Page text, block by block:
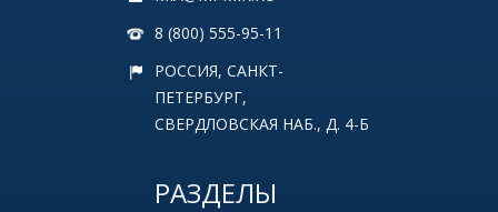
8 (800) 555-95-11
РОССИЯ, САНКТ-
ПЕТЕРБУРГ,
СВЕРДЛОВСКАЯ НАБ., Д. 4-Б
РАЗДЕЛЫ